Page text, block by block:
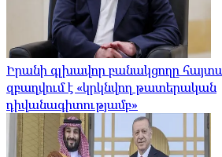
Իրանի գլխավոր բանակցողը
զբաղվում է «կրկնվող թատերական
դիվանագիտությամբ»